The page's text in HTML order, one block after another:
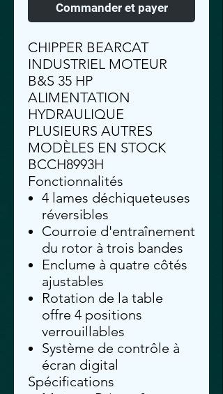
Commander et payer
CHIPPER BEARCAT
INDUSTRIEL MOTEUR
B&S 35 HP
ALIMENTATION
HYDRAULIQUE
PLUSIEURS AUTRES
MODÈLES EN STOCK
BCCH8993H
Fonctionnalités
4 lames déchiqueteuses
réversibles
Courroie d'entraînement
du rotor à trois bandes
Enclume à quatre côtés
ajustables
Rotation de la table
offre 4 positions
verrouillables
Système de contrôle à
écran digital
Spécifications